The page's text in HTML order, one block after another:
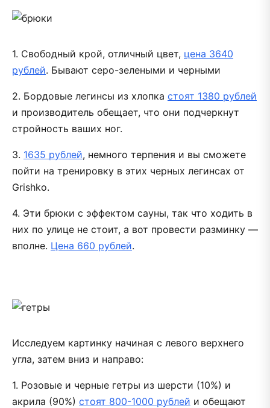
1. Свободный крой, отличный цвет, цена 3640
рублей. Бывают серо-зелеными и черными
2. Бордовые легинсы из хлопка стоят 1380 рублей
и производитель обещает, что они подчеркнут
стройность ваших ног.
3. 1635 рублей, немного терпения и вы сможете
пойти на тренировку в этих черных легинсах от
Grishko.
4. Эти брюки с эффектом сауны, так что ходить в
них по улице не стоит, а вот провести разминку —
вполне. Цена 660 рублей.
Исследуем картинку начиная с левого верхнего
угла, затем вниз и направо:
1. Розовые и черные гетры из шерсти (10%) и
акрила (90%) стоят 800-1000 рублей и обещают